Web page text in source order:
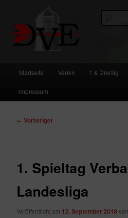
Inhalt
springenDVE
Startseite Verein 1 & Dreißig
Impressum
Beitragsnavigation
← Vorheriger
1. Spieltag
Landesliga
Veröffentlicht am 12. September 2018 von